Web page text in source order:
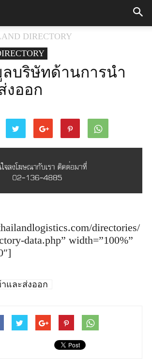
DIRECTORY
บริษัทด้านการนำ
งออก
directories/
data.php” width=”100%”
าและส่งออก